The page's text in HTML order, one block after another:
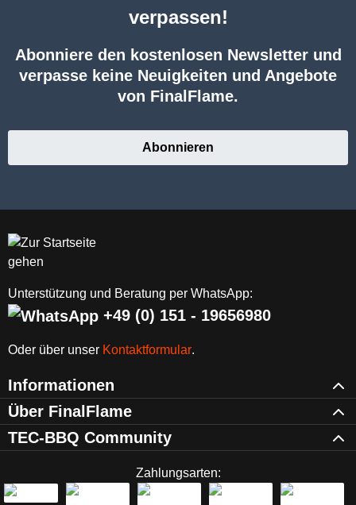
verpassen!
Abonniere den kostenlosen Newsletter und
verpasse keine Neuigkeiten und Angebote
von FinalFlame.
Abonnieren
Unterstützung und Beratung per WhatsApp:
+49 (0) 151 - 19656980
Oder über unser Kontaktformular.
Informationen
Über FinalFlame
TEC-BBQ Community
Zahlungsarten: